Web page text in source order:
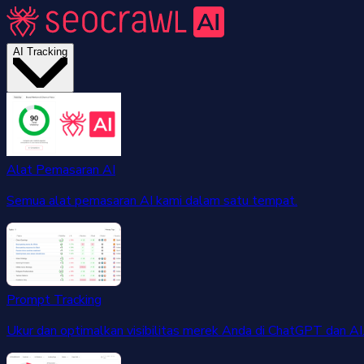
AI Tracking
Alat Pemasaran AI
Semua alat pemasaran AI kami dalam satu tempat.
Prompt Tracking
Ukur dan optimalkan visibilitas merek Anda di ChatGPT dan AI.